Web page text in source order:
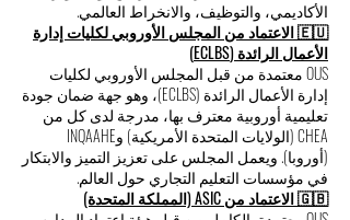
الأكاديمي، والتوظيف، والانخراط العالمي.
🇪🇺 الاعتماد من المجلس الأوروبي لكليات إدارة
الأعمال الرائدة (ECLBS)
OUS معتمدة من قبل المجلس الأوروبي لكليات
إدارة الأعمال الرائدة (ECLBS)، وهو جهة ضمان جودة
تعليمية أوروبية معترف بها، مدرجة لدى كل من
CHEA (الولايات المتحدة الأمريكية) وINQAAHE
(أوروبا). ويعمل المجلس على تعزيز التميز والابتكار
في مؤسسات التعليم التجاري حول العالم.
🇬🇧 الاعتماد من ASIC (المملكة المتحدة)